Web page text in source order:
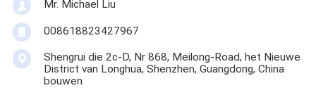
Mr. Michael Liu
008618823427967
Shengrui die 2c-D, Nr 868, Meilong-Road, het Nieuwe
District van Longhua, Shenzhen, Guangdong, China
bouwen